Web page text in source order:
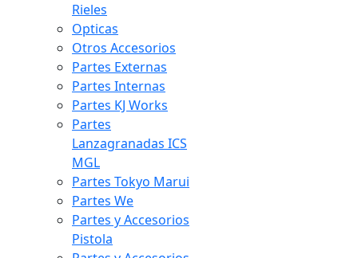
Rieles
Opticas
Otros Accesorios
Partes Externas
Partes Internas
Partes KJ Works
Partes
Lanzagranadas ICS
MGL
Partes Tokyo Marui
Partes We
Partes y Accesorios
Pistola